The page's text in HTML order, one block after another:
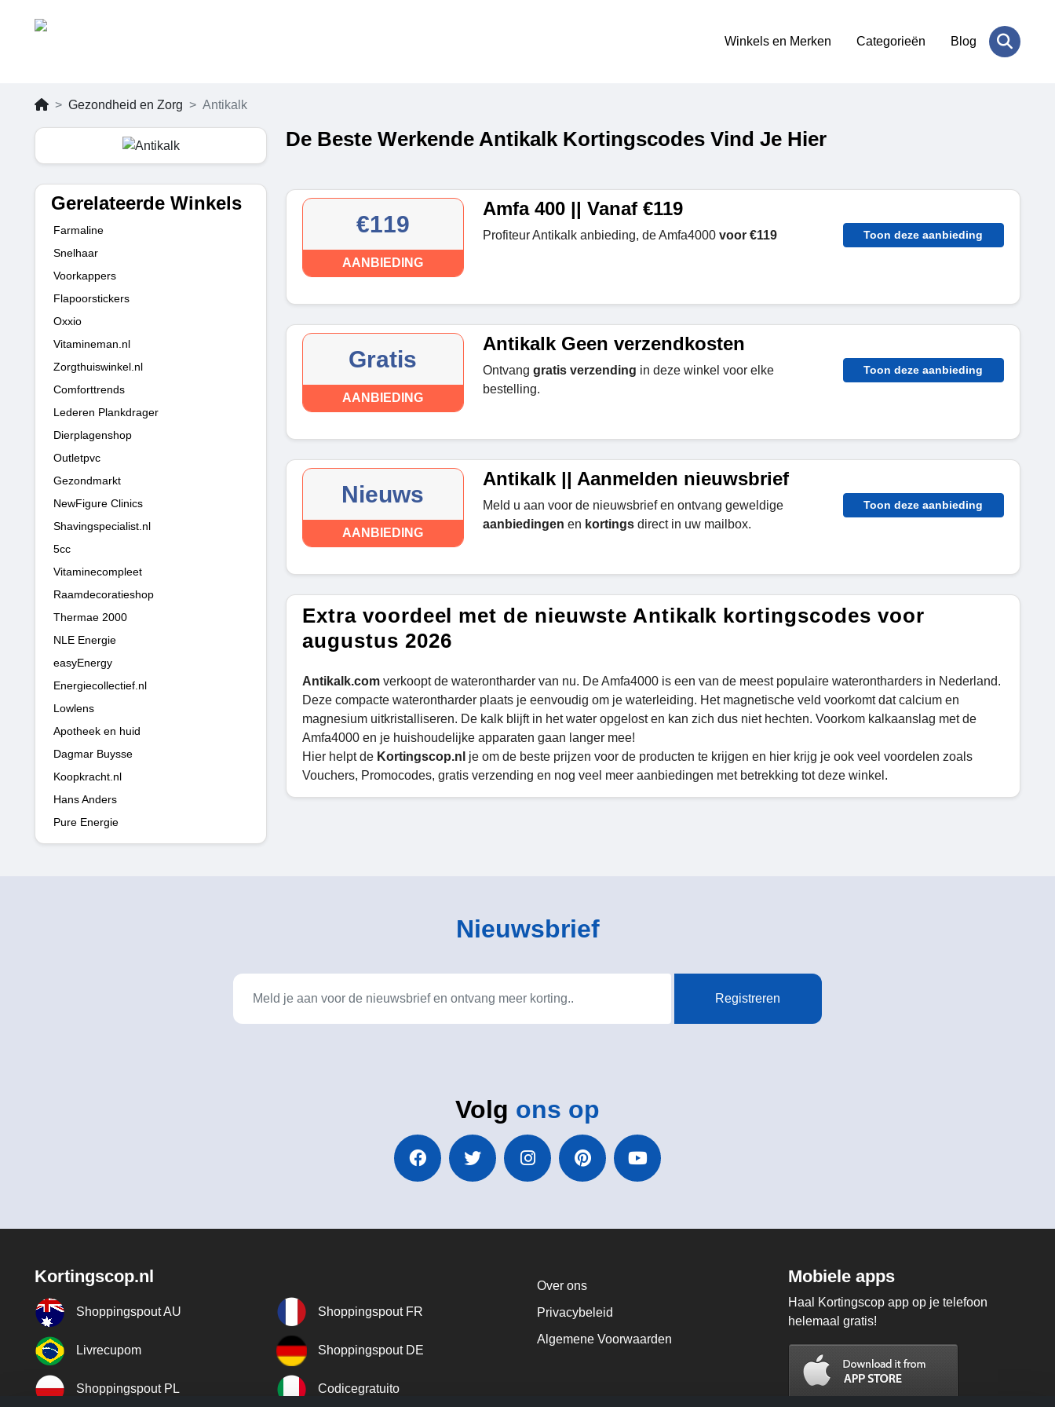
Winkels en Merken Categorieën Blog
Gezondheid en Zorg Antikalk
Gerelateerde Winkels
Farmaline
Snelhaar
Voorkappers
Flapoorstickers
Oxxio
Vitamineman.nl
Zorgthuiswinkel.nl
Comforttrends
Lederen Plankdrager
Dierplagenshop
Outletpvc
Gezondmarkt
NewFigure Clinics
Shavingspecialist.nl
5cc
Vitaminecompleet
Raamdecoratieshop
Thermae 2000
NLE Energie
easyEnergy
Energiecollectief.nl
Lowlens
Apotheek en huid
Dagmar Buysse
Koopkracht.nl
Hans Anders
Pure Energie
De Beste Werkende Antikalk Kortingscodes Vind Je Hier
€119
AANBIEDING
Amfa 400 || Vanaf €119
Profiteur Antikalk anbieding, de Amfa4000 voor €119 Toon deze aanbieding
Gratis
AANBIEDING
Antikalk Geen verzendkosten
Ontvang gratis verzending in deze winkel voor elke
bestelling.
Toon deze aanbieding
Nieuws
AANBIEDING
Antikalk || Aanmelden nieuwsbrief
Meld u aan voor de nieuwsbrief en ontvang geweldige
aanbiedingen en kortingsdirect in uw mailbox.
Toon deze aanbieding
Extra voordeel met de nieuwste Antikalk kortingscodes voor
augustus 2026
Antikalk.com verkoopt de waterontharder van nu. De Amfa4000 is een van de meest populaire waterontharders in Nederland.
Deze compacte waterontharder plaats je eenvoudig om je waterleiding. Het magnetische veld voorkomt dat calcium en
magnesium uitkristalliseren. De kalk blijft in het water opgelost en kan zich dus niet hechten. Voorkom kalkaanslag met de
Amfa4000 en je huishoudelijke apparaten gaan langer mee!
Hier helpt de Kortingscop.nl je om de beste prijzen voor de producten te krijgen en hier krijg je ook veel voordelen zoals
Vouchers, Promocodes, gratis verzending en nog veel meer aanbiedingen met betrekking tot deze winkel.
Nieuwsbrief
Registreren
Volg ons op
Kortingscop.nl
Shoppingspout AU Shoppingspout FR
Livrecupom Shoppingspout DE
Shoppingspout PL Codicegratuito
Over ons
Privacybeleid
Algemene Voorwaarden
Mobiele apps
Haal Kortingscop app op je telefoon
helemaal gratis!